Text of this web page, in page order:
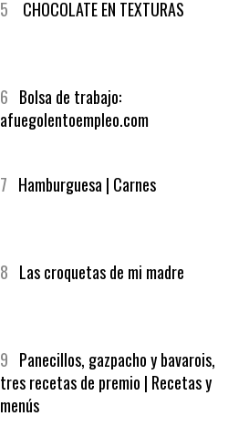
5 CHOCOLATE EN TEXTURAS
6 Bolsa de trabajo:
afuegolentoempleo.com
7 Hamburguesa | Carnes
8 Las croquetas de mi madre
9 Panecillos, gazpacho y bavarois,
tres recetas de premio | Recetas y
menús